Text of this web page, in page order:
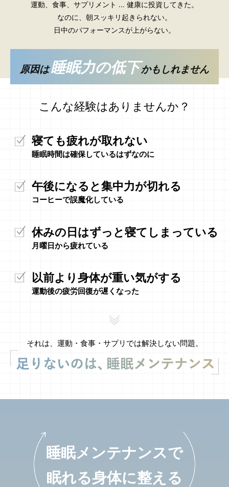
運動、食事、サプリメント ... 健康に投資してきた。
なのに、朝スッキリ起きられない。
日中のパフォーマンスが上がらない。
原因は睡眠力の低下かもしれません
こんな経験はありませんか？
寝ても疲れが取れない
睡眠時間は確保しているはずなのに
午後になると集中力が切れる
コーヒーで誤魔化している
休みの日はずっと寝てしまっている
月曜日から疲れている
以前より身体が重い気がする
運動後の疲労回復が遅くなった
それは、運動・食事・サプリでは解決しない問題。
睡眠メンテナンスで
眠れる身体に整える